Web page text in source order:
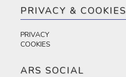
PRIVACY & COOKIES
PRIVACY
COOKIES
ARS SOCIAL